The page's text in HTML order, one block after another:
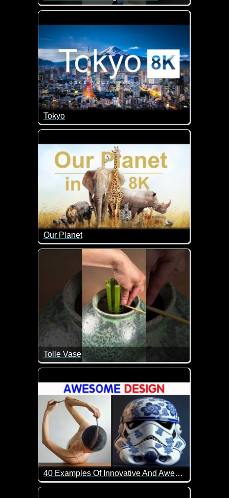
Super gemacht wie sich die Mode im Laufe der
Tokyo
Tokio, Japans hektische Hauptstadt, verbindet mit
Our Planet
Was für traumhafte Aufnahmen von Tieren in freier
Tolle Vase
Super interessant wie toll er die Blumen in der
40 Examples Of Innovative And Awesome Design
Einfach angucken und auf sich wirklich lassen.